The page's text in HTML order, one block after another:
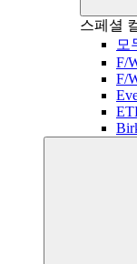
스페셜
모
F/
F/